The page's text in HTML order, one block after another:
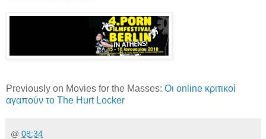
Previously on Movies for the Masses: Οι online κριτικοί
αγαπούν το The Hurt Locker
@ 08:34